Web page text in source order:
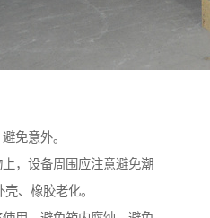
免意外。
，设备周围应注意避免潮
、橡胶老化。